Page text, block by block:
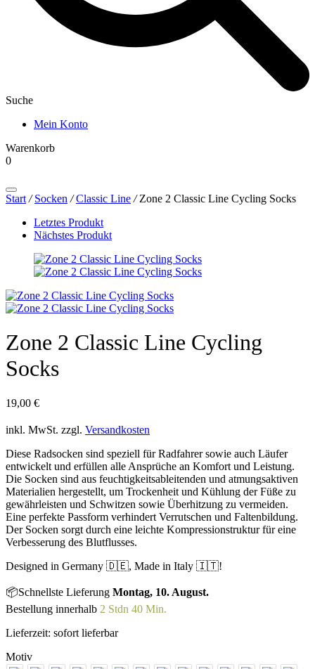
Suche
Mein Konto
Warenkorb
0
search
Start / Socken / Classic Line /Zone 2 Classic Line Cycling Socks
Letztes Produkt
Nächstes Produkt
Zone 2 Classic Line Cycling
Socks
19,00 €
inkl. MwSt. zzgl. Versandkosten
Diese Radsocken sind speziell für Radfahrer sowie auch Läufer
entwickelt und erfüllen alle Ansprüche an Komfort und Leistung.
Die Socken sind aus feuchtigkeitsableitenden und atmungsaktiven
Materialien hergestellt, um Trockenheit und Kühlung der Füße zu
gewährleisten und Schwitzen sowie Überhitzung zu vermeiden.
Eine perfekte Passform verhindert Verrutschen und Faltenbildung.
Der Socken sorgt durch eine leichte Kompressionstruktur für eine
Verbesserung des Blutflusses.
Designed in Germany 🇩🇪, Made in Italy 🇮🇹!
📦Schnellste Lieferung Montag, 10. August.
Bestellung innerhalb 2 Stdn 40 Min.
Lieferzeit: sofort lieferbar
Motiv